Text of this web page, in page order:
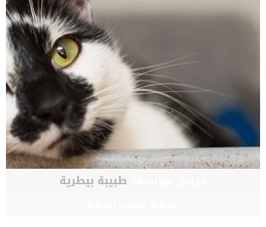
طبيبة بيطرية